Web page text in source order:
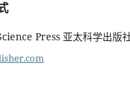
Press 亚太科学出版